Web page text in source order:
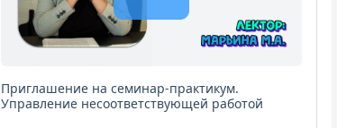
Приглашение на семинар-практикум.
Управление несоответствующей работой